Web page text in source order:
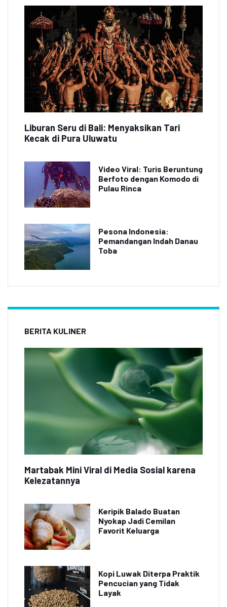
Liburan Seru di Bali: Menyaksikan Tari
Kecak di Pura Uluwatu
Video Viral: Turis Beruntung
Berfoto dengan Komodo di
Pulau Rinca
Pesona Indonesia:
Pemandangan Indah Danau
Toba
BERITA KULINER
Martabak Mini Viral di Media Sosial karena
Kelezatannya
Keripik Balado Buatan
Nyokap Jadi Cemilan
Favorit Keluarga
Kopi Luwak Diterpa Praktik
Pencucian yang Tidak
Layak